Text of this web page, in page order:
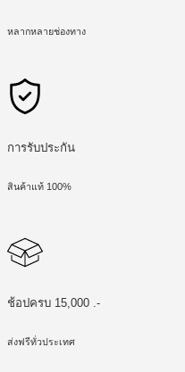
หลากหลายช่องทาง
การรับประกัน
สินค้าแท้ 100%
ช้อปครบ 15,000 .-
ส่งฟรีทั่วประเทศ